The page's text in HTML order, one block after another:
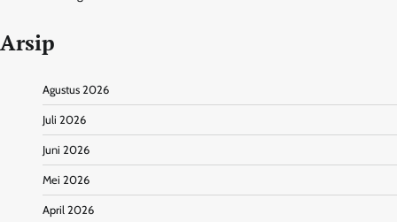
Arsip
Agustus 2026
Juli 2026
Juni 2026
Mei 2026
April 2026